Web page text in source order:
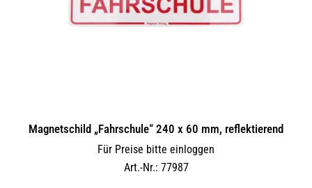
Magnetschild „Fahrschule“ 240 x 60 mm, reflektierend
Für Preise bitte einloggen
Art.-Nr.: 77987